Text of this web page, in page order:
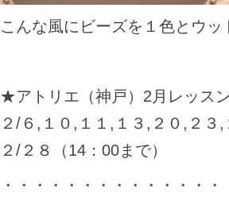
こんな風にビーズを１色とウ
★アトリエ（神戸）2月レッス
２/６,１０,１１,１３,２０,２３
２/２８（14：00まで）
・・・・・・・・・・・・・・